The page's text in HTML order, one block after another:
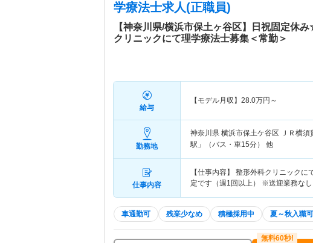
学療法士求人(正職員)
【神奈川県/横浜市保土ヶ谷区】日祝固定休
クリニックにて理学療法士募集＜常勤＞
給与
【モデル月収】 28.0万円～
勤務地
神奈川県 横浜市保土ケ谷区 ＪＲ横
駅」（バス・車15分） 他
仕事内容
【仕事内容】 整形外科クリニック
定です（週1回以上） ※送迎業務なし
車通勤可 残業少なめ 積極採用中 夏～秋入職可